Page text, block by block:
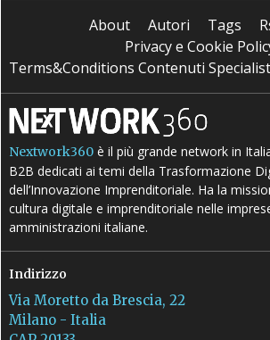
About Autori Tags
Privacy e Cookie
Terms&Conditions Contenuti
Nextwork360 è il più grande network in
B2B dedicati ai temi della Trasformazione
dell’Innovazione Imprenditoriale. Ha la
cultura digitale e imprenditoriale nelle
amministrazioni italiane.
Indirizzo
Via Moretto da Brescia, 22
Milano - Italia